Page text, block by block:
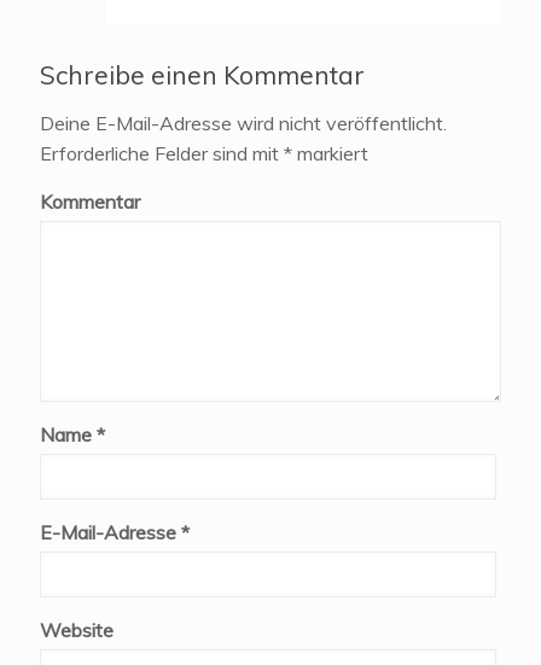
Schreibe einen Kommentar
Deine E-Mail-Adresse wird nicht veröffentlicht.
Erforderliche Felder sind mit * markiert
Kommentar
Name *
E-Mail-Adresse *
Website